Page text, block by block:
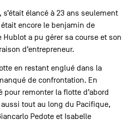
élancé à 23 ans seulement
encore le benjamin de
Hublot a pu gérer sa course et son
d’entrepreneur.
en restant englué dans la
de confrontation. En
remonter la flotte d’abord
tout au long du Pacifique,
Pedote et Isabelle